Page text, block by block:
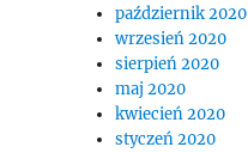
październik 2020
wrzesień 2020
sierpień 2020
maj 2020
kwiecień 2020
styczeń 2020